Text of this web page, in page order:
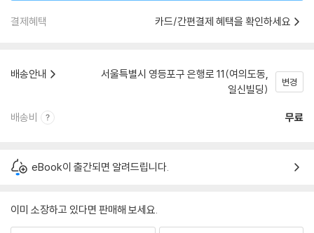
결제혜택 카드/간편결제 혜택을 확인하세요
배송안내
서울특별시 영등포구 은행로 11(여의도동,
일신빌딩)
변경
배송비 무료
eBook이 출간되면 알려드립니다.
이미 소장하고 있다면 판매해 보세요.